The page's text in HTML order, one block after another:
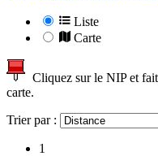
Liste
Carte
Cliquez sur le NIP et
carte.
Trier par :
1